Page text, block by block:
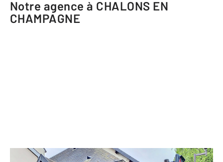
Notre agence à CHALONS EN
CHAMPAGNE